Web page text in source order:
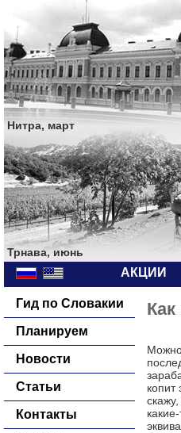
Нитра, март
Трнава, июнь
АКЦИИ
Гид по Словакии
Планируем
Новости
Статьи
Контакты
Можно